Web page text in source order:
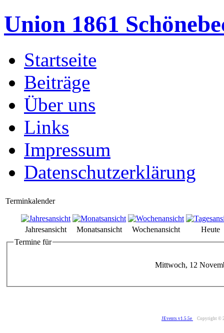
Union 1861
Startseite
Beiträge
Über uns
Links
Impressum
Datenschutzerklärung
Terminkalender
Jahresansicht Monatsansicht Wochenansicht
Heute
Termine für
Mittwoch, 12
JEvents v1.5.5e Copyright ©